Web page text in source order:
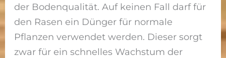
der Bodenqualität. Auf keinen Fall darf für
den Rasen ein Dünger für normale
Pflanzen verwendet werden. Dieser sorgt
zwar für ein schnelles Wachstum der